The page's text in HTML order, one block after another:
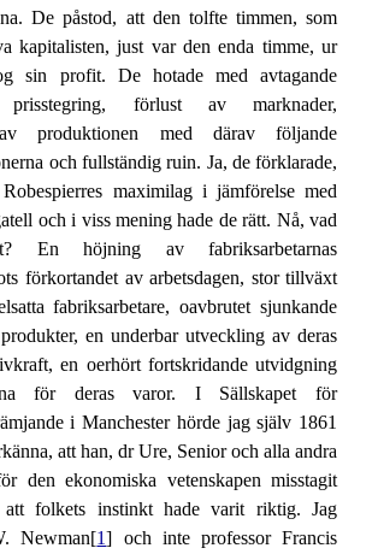
De påstod, att den tolfte timmen, som
kapitalisten, just var den enda timme, ur
sin profit. De hotade med avtagande
prisstegring, förlust av marknader,
produktionen med därav följande
och fullständig ruin. Ja, de förklarade,
maximilag i jämförelse med
och i viss mening hade de rätt. Nå, vad
En höjning av fabriksarbetarnas
förkortandet av arbetsdagen, stor tillväxt
fabriksarbetare, oavbrutet sjunkande
en underbar utveckling av deras
en oerhört fortskridande utvidgning
för deras varor. I Sällskapet för
i Manchester hörde jag själv 1861
att han, dr Ure, Senior och alla andra
den ekonomiska vetenskapen misstagit
folkets instinkt hade varit riktig. Jag
Newman[1] och inte professor Francis